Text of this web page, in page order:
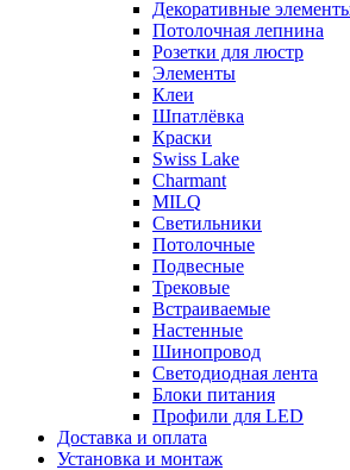
Декоративные
Потолочная лепнина
Розетки для люстр
Элементы
Клеи
Шпатлёвка
Краски
Swiss Lake
Charmant
MILQ
Светильники
Потолочные
Подвесные
Трековые
Встраиваемые
Настенные
Шинопровод
Светодиодная лента
Блоки питания
Профили для LED
Доставка и оплата
Установка и монтаж